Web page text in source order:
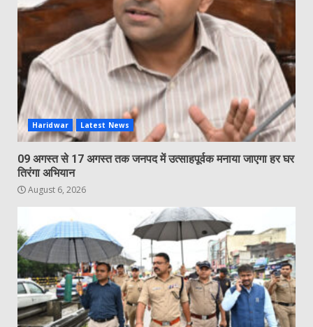
Haridwar Latest News
09 अगस्त से 17 अगस्त तक जनपद में उत्साहपूर्वक मनाया जाएगा हर घर
तिरंगा अभियान
August 6, 2026